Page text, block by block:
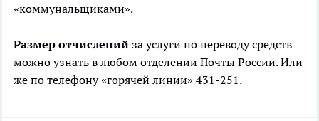
«коммунальщиками».
Размер отчислений за услуги по переводу средств
можно узнать в любом отделении Почты России. Или
же по телефону «горячей линии» 431-251.